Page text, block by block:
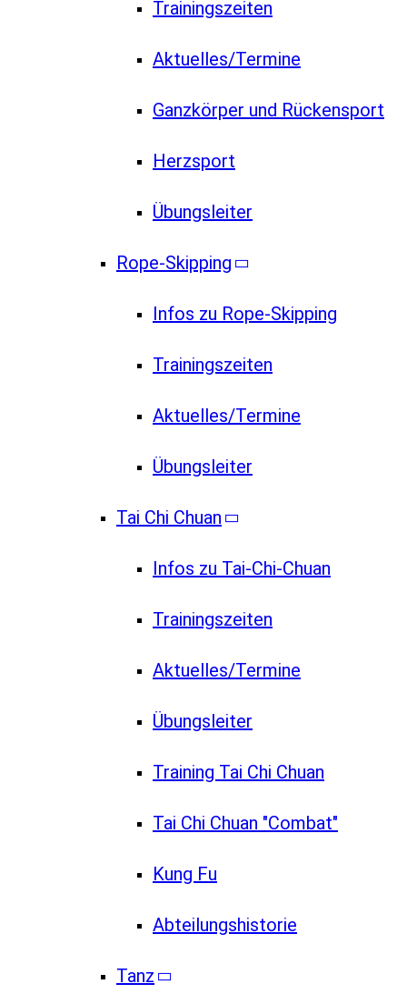
Trainingszeiten
Aktuelles/Termine
Ganzkörper und Rückensport
Herzsport
Übungsleiter
Rope-Skipping
Infos zu Rope-Skipping
Trainingszeiten
Aktuelles/Termine
Übungsleiter
Tai Chi Chuan
Infos zu Tai-Chi-Chuan
Trainingszeiten
Aktuelles/Termine
Übungsleiter
Training Tai Chi Chuan
Tai Chi Chuan "Combat"
Kung Fu
Abteilungshistorie
Tanz